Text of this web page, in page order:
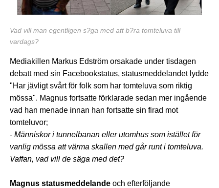
Vad vill man egentligen s?ga med att b?ra tomteluva till
vardags?
Mediakillen Markus Edström orsakade under tisdagen
debatt med sin Facebookstatus, statusmeddelandet lydde
"Har jävligt svårt för folk som har tomteluva som riktig
mössa". Magnus fortsatte förklarade sedan mer ingående
vad han menade innan han fortsatte sin firad mot
tomteluvor;
- Människor i tunnelbanan eller utomhus som istället för
vanlig mössa att värma skallen med går runt i tomteluva.
Vaffan, vad vill de säga med det?
Magnus statusmeddelande och efterföljande